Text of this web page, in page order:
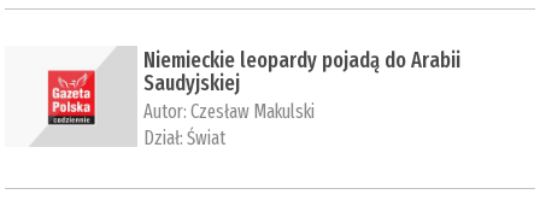
Niemieckie leopardy pojadą do Arabii
Saudyjskiej
Autor:Czesław Makulski
Dział:Świat